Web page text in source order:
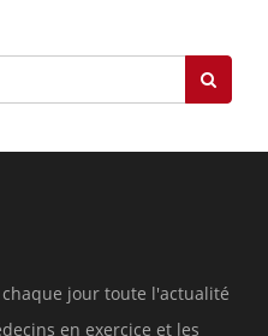
jour toute l'actualité
en exercice et les